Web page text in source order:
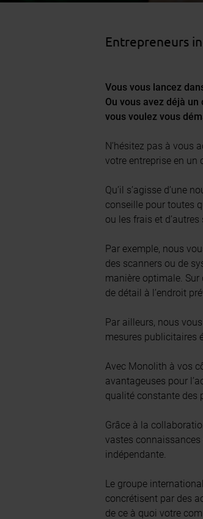
Entrepreneurs
Vous vous lancez
Ou vous avez déjà
vous voulez vous
N’hésitez pas à vous
votre entreprise en un
Qu’il s’agisse d’une
conseille pour toutes
ou les frais et
Par exemple, nous
des scanners ou de
manière optimale. Sur
de détail à l’endroit
Par ailleurs, nous
mesures publicitaires
Avec Monolith à vos
avantageuses pour
qualité constante des
Grâce à la
vastes
indépendante.
Le groupe
concrétisent par des
de ce à quoi votre